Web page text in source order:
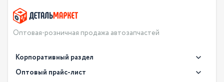
Оптовая-розничная продажа автозапчастей
Корпоративный раздел
Новости
Оптовый прайс-лист